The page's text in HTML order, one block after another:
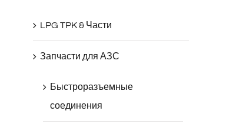
LPG TPK & Части
Запчасти для АЗС
Быстроразъемные
соединения